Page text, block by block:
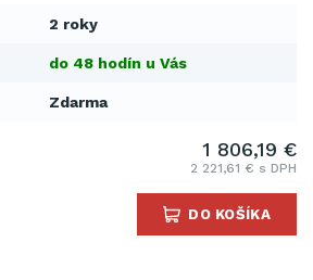
2 roky
do 48 hodín u Vás
Zdarma
1 806,19 €
2 221,61 € s DPH
DO KOŠÍKA